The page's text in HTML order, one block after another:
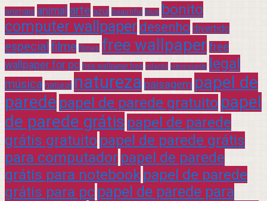
animais animal arte azul beautiful blue bonito
computer wallpaper desenho divertido
especial filme filmes free wallpaper free
wallpaper for pc free wallpaper free infantil interessante legal
música natural natureza paisagem papel de
parede papel de parede gratuito papel
de parede grátis papel de parede
grátis gratuito papel de parede grátis
para computador papel de parede
grátis para notebook papel de parede
grátis para pc papel de parede para